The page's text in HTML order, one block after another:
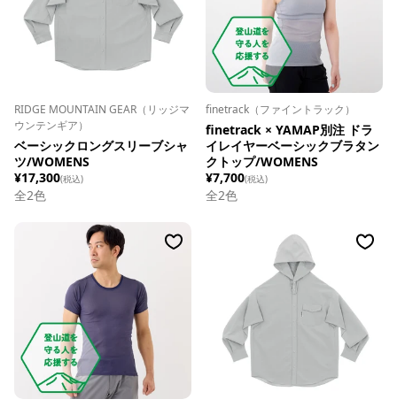
RIDGE MOUNTAIN GEAR（リッジマ
ウンテンギア）
ベーシックロングスリーブシャ
ツ/WOMENS
¥17,300(税込)
全2色
finetrack（ファイントラック）
finetrack × YAMAP別注 ドラ
イレイヤーベーシックブラタン
クトップ/WOMENS
¥7,700(税込)
全2色